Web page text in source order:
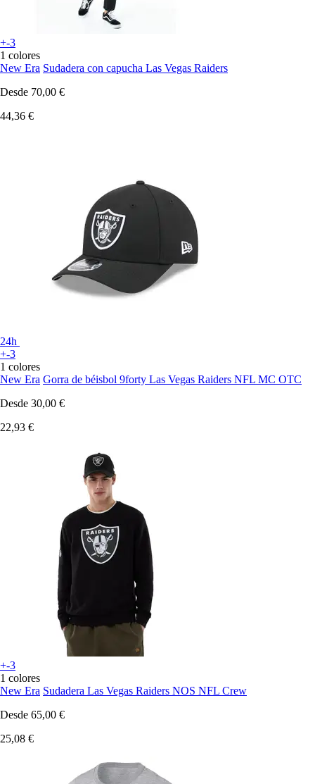
+-3
1 colores
New Era Sudadera con capucha Las Vegas Raiders
Desde 70,00 €
44,36 €
24h
+-3
1 colores
New Era Gorra de béisbol 9forty Las Vegas Raiders NFL MC OTC
Desde 30,00 €
22,93 €
+-3
1 colores
New Era Sudadera Las Vegas Raiders NOS NFL Crew
Desde 65,00 €
25,08 €